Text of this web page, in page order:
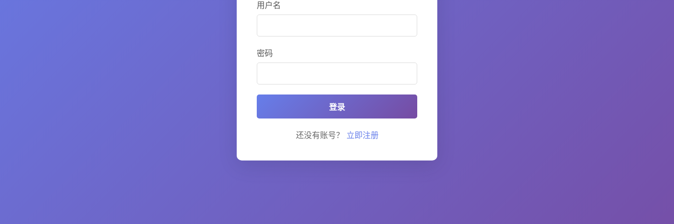
用户名
密码
登录
还没有账号？ 立即注册